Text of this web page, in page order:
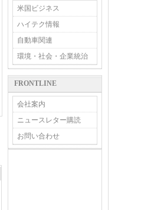
米国ビジネス
ハイテク情報
自動車関連
環境・社会・企業統治
FRONTLINE
会社案内
ニュースレター購読
お問い合わせ